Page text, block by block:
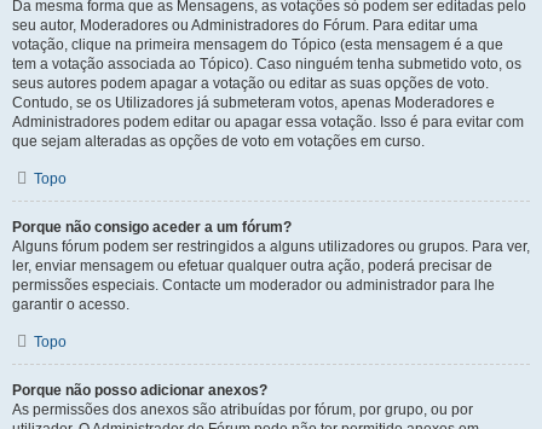
Da mesma forma que as Mensagens, as votações só podem ser editadas pelo
seu autor, Moderadores ou Administradores do Fórum. Para editar uma
votação, clique na primeira mensagem do Tópico (esta mensagem é a que
tem a votação associada ao Tópico). Caso ninguém tenha submetido voto, os
seus autores podem apagar a votação ou editar as suas opções de voto.
Contudo, se os Utilizadores já submeteram votos, apenas Moderadores e
Administradores podem editar ou apagar essa votação. Isso é para evitar com
que sejam alteradas as opções de voto em votações em curso.
Topo
Porque não consigo aceder a um fórum?
Alguns fórum podem ser restringidos a alguns utilizadores ou grupos. Para ver,
ler, enviar mensagem ou efetuar qualquer outra ação, poderá precisar de
permissões especiais. Contacte um moderador ou administrador para lhe
garantir o acesso.
Topo
Porque não posso adicionar anexos?
As permissões dos anexos são atribuídas por fórum, por grupo, ou por